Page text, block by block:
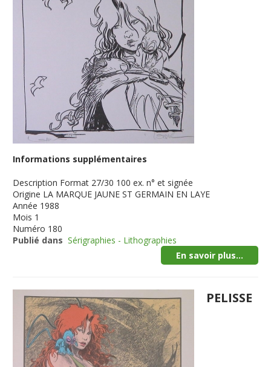
Informations supplémentaires
Description Format 27/30 100 ex. n° et signée
Origine LA MARQUE JAUNE ST GERMAIN EN LAYE
Année 1988
Mois 1
Numéro 180
Publié dans Sérigraphies - Lithographies
En savoir plus...
PELISSE